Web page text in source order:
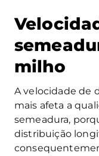
milho
A velocidade de
mais afeta a
semeadura,
distribuição